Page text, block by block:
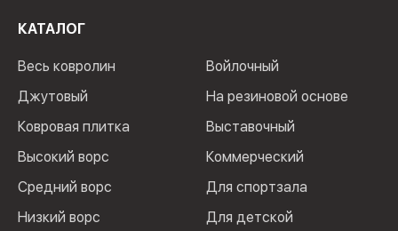
КАТАЛОГ
Весь ковролин
Джутовый
Ковровая плитка
Высокий ворс
Средний ворс
Низкий ворс
Войлочный
На резиновой основе
Выставочный
Коммерческий
Для спортзала
Для детской